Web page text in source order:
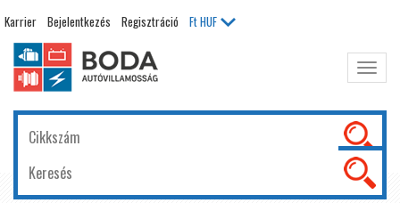
Karrier Bejelentkezés Regisztráció FtHUF